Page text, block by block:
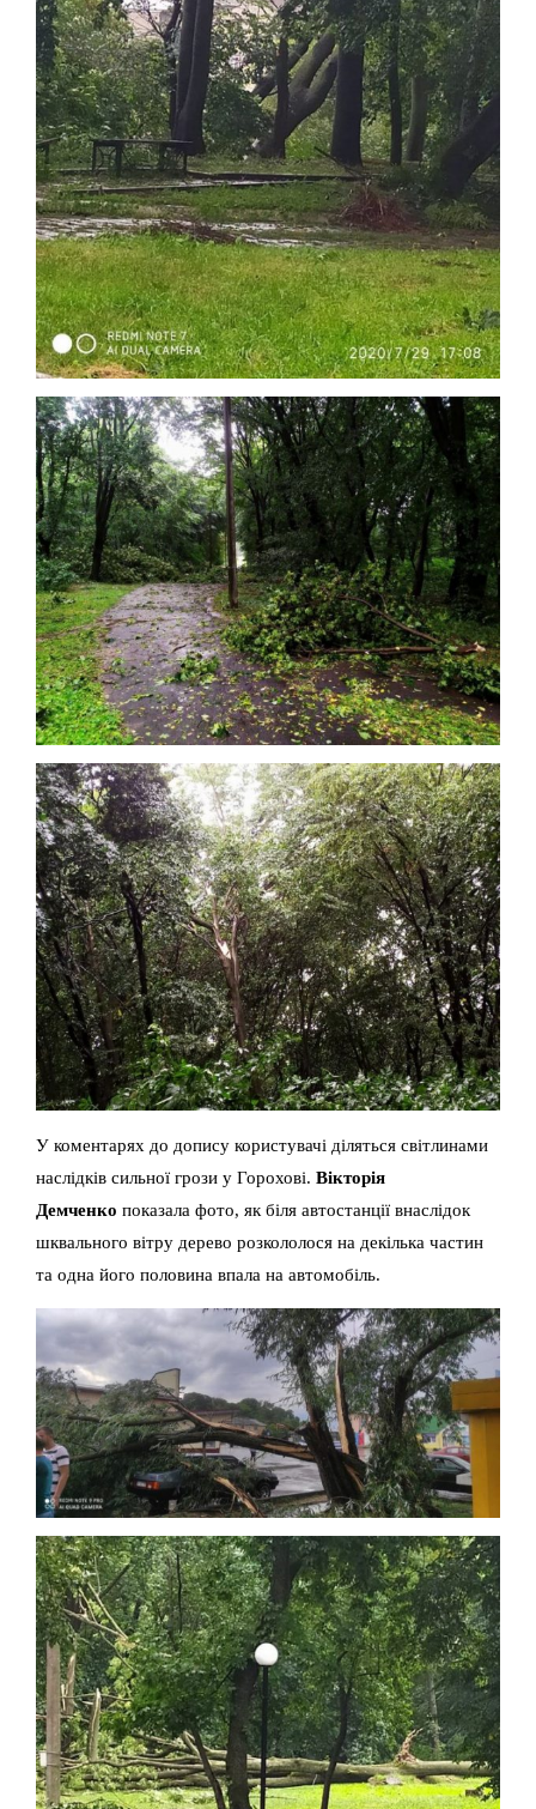
У коментарях до допису користувачі діляться світлинами
наслідків сильної грози у Горохові. Вікторія
Демченко показала фото, як біля автостанції внаслідок
шквального вітру дерево розкололося на декілька частин
та одна його половина впала на автомобіль.